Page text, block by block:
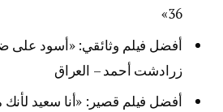
36»
أفضل فيلم وثائقي: «أسود على
زرادشت أحمد – العراق
أفضل فيلم قصير: «أنا سعيد